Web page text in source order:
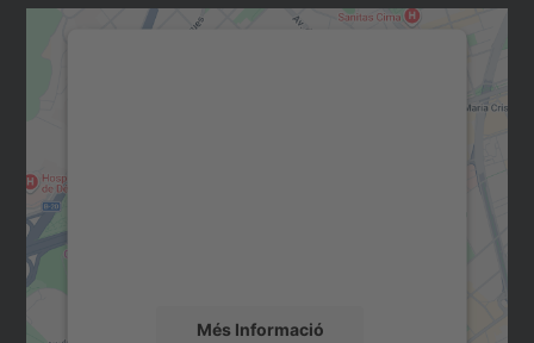
Més Informació